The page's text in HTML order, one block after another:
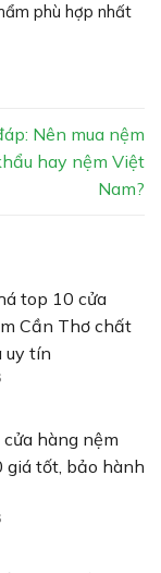
phù hợp nhất
Nên mua nệm
hay nệm Việt
Nam?
top 10 cửa
Cần Thơ chất
uy tín
hàng nệm
giá tốt, bảo hành